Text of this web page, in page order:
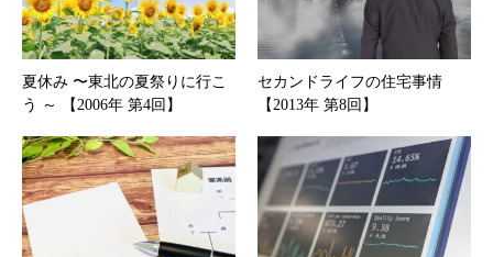
夏休み 〜東北の夏祭りに行こ
う ～ 【2006年 第4回】
セカンドライフの住宅事情
【2013年 第8回】